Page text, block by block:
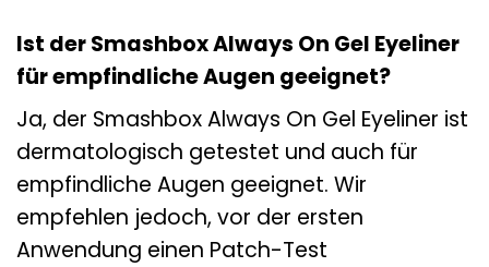
Ist der Smashbox Always On Gel Eyeliner
für empfindliche Augen geeignet?
Ja, der Smashbox Always On Gel Eyeliner ist
dermatologisch getestet und auch für
empfindliche Augen geeignet. Wir
empfehlen jedoch, vor der ersten
Anwendung einen Patch-Test